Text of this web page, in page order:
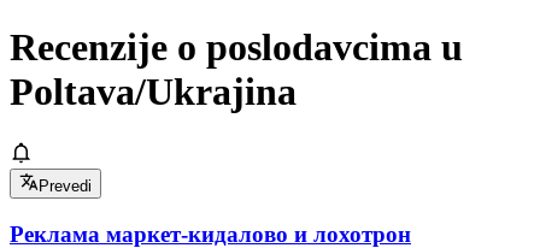
Recenzije o poslodavcima u
Poltava/Ukrajina
Prevedi
Реклама маркет-кидалово и лохотрон